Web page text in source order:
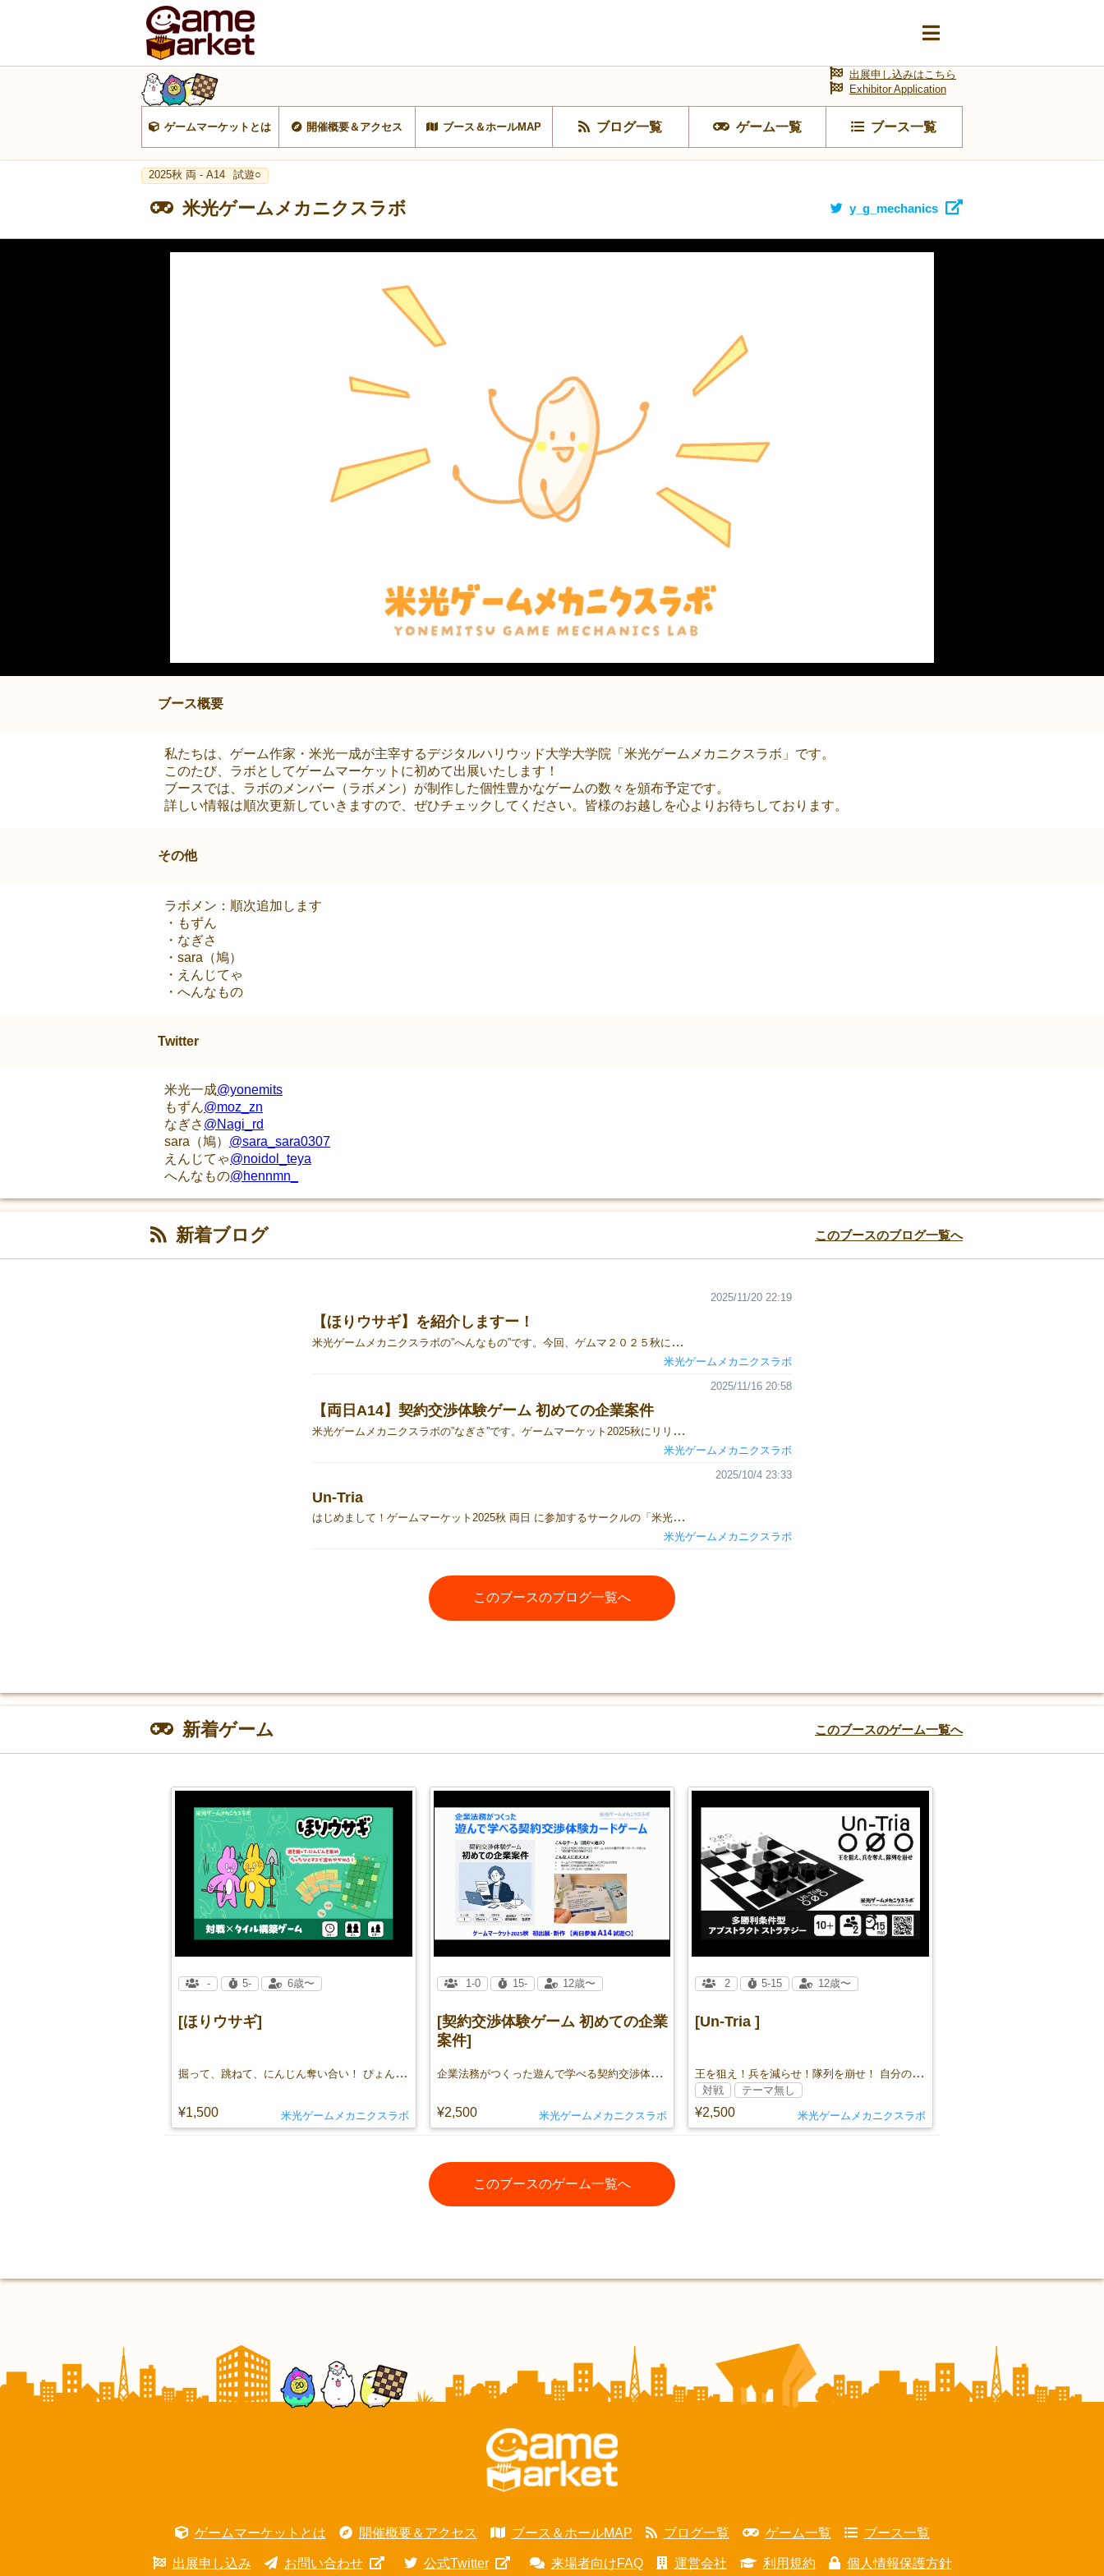
ゲームマーケットとは 開催概要＆アクセス ブース＆ホールMAP ブログ一覧 ゲーム一覧 ブース一覧
出展申し込みはこちら
Exhibitor Application
2025秋 両 - A14 試遊○
米光ゲームメカニクスラボ y_g_mechanics
ブース概要
私たちは、ゲーム作家・米光一成が主宰するデジタルハリウッド大学大学院「米光ゲームメカニクスラボ」です。
このたび、ラボとしてゲームマーケットに初めて出展いたします！
ブースでは、ラボのメンバー（ラボメン）が制作した個性豊かなゲームの数々を頒布予定です。
詳しい情報は順次更新していきますので、ぜひチェックしてください。皆様のお越しを心よりお待ちしております。
その他
ラボメン：順次追加します
・もずん
・なぎさ
・sara（鳩）
・えんじてゃ
・へんなもの
Twitter
米光一成@yonemits
もずん@moz_zn
なぎさ @Nagi_rd
sara（鳩） @sara_sara0307
えんじてゃ@noidol_teya
へんなもの@hennmn_
新着ブログ このブースのブログ一覧へ
【ほりウサギ】を紹介しますー！
米光ゲームメカニクスラボの”へんなもの”です。今回、ゲムマ２０２５秋にリリースした『ほりウサギ』を紹介します！ どんなゲーム？・5×7のマップ上でタイルを置き、コマを進めてチップを集める2人用対戦ゲーム・手番ごとに「タイル配置」「回転」「補充」の3つから行動を選ぶシンプル構成・マップ上の色付きマスに置かれたチップは、同じ色のタイルを置かないと獲得できない・ルールは素直だが、相手の進路や色の使いどころを読む駆け引きがしっかりある【ゲームの流れ】①マップ上にチップを配置し、各プレイヤーは手札3枚のタイルを引く②じゃんけんで先攻・後攻を決めたらゲームスタート！③手番では、以下のいずれかを選んで実行： ・タイルを1枚配置し、道がつながっていればコマを何マスでも進める ・相手がいる以外のタイルを任意に回転し、再び道に沿って移動 ・タイルを山札から引いて、手札が3枚になるまで補充④進んだマスにあるチップを獲得⑤すべてのチップがなくなったらゲーム終了、チップ数が多いプレイヤーの勝利！ おすすめポイント・手番のたびに選べる行動が明確で、遊びやすい・初プレイでも直感的に理解できるコンポーネントとルール・大人同士でも、親子でも楽しめるちょうどいい思考量
2025/11/20 22:19
米光ゲームメカニクスラボ
【両日A14】契約交渉体験ゲーム 初めての企業案件
米光ゲームメカニクスラボの”なぎさ”です。ゲームマーケット2025秋にリリースする、契約交渉体験カードゲーム『初めての企業案件』をご紹介します。企業法務の仕事をしながら、デジタルハリウッド大学大学院に通い、米光ゲームメカニクスラボに所属しています。初めて作ったゲームを、ゲームマーケット2025秋に出展します。契約交渉体験カードゲーム『初めての企業案件』！予約はこちら（興味はあるけどゲームマーケットに来られないという方も、コメント欄に受け渡し方法のご希望を記入ください。お届けできるよう最善を尽くします！）どんなゲーム？・ゲームブックのような遊び心地の1人で遊べるカードゲーム・選択肢の選び方で結末が変わる・遊びながら、契約やリスクについて気軽に学べる・一人で遊べるが、複数人で相談しながら遊んでも楽しい・1プレイ15分～ 気軽に楽しめる【イントロダクション】主人公（あなた）はフリーランスクリエイター。最近SNSで注目を集めているあなたのもとに、初めての企業案件が舞い込んだ。「キャンペーンのキャラクターデザインをお願いしたい」 期待に胸を膨らませ、初めての打ち合わせに向かうところからストーリーが始まる…遊び方このゲームは、ゲームブックのように選択しながらストーリーを読み進めていきますが、遊ぶ中でカードが散らばって片づけるのが面倒、という課題がありました。選択肢から1枚を選ぶ体験やカードをめくる楽しさを味わってほしい。カードを番号順に並べながら片づけたいけど、選ばなかった選択肢の裏側は読んでほしくない…という葛藤の中で、試行錯誤して思いついたのが、カードを立てるという構造です。箱の中に溝をつけて、読み終わったカードや使わなかったカードを片付けながら遊べるようになっています。封筒の中には契約書が入っていて、ゲームの中で"契約書"を読む体験もできます。選択次第で結末が変わるので、全クリアするまで何度も楽しめるゲームです。遊び方の説明動画遊ぶ前の準備以下の動画を見ていただくと30秒くらいで準備できます！準備動画 ①内容物(プレイボード×1、封筒×4、小箱×2)を取り出す。②プレイボードを広げる。③プレイボードの左端に外箱(下)を置く。④封筒4通を、外箱の「奥の溝」に立てる。⑤成果カードの小箱を開け、カードを全て取り出す。 アルファベットが見える向きで、外箱の「中央の溝」に立てる。⑥ストーリーカードの小箱を開け、カードを全て取り出す。 白い面(表)を上にして番号順に重ね 手元に置く。⑦ストーリーカードの一番上【01】から読み始めましょう。
2025/11/16 20:58
米光ゲームメカニクスラボ
Un-Tria
はじめまして！ゲームマーケット2025秋 両日 に参加するサークルの「米光ゲームメカニクスラボ」の"もずん"です。今回、「Un-Tria」というボードゲームを頒布します！2人対戦型アブストラクト・ストラテジー です交互に手番を行い、以下の3つの勝利条件のうちどれかを達成すれば勝利となります①王を取る②駒を３個以下に減らす③コマの配置から隊列（縦横ナナメいずれかの3つの連続した並び）をなくす手番では、移動・積む・降ろす のアクションのいずれかを行います。駒を積むことで、積んだコマの個数分 移動することができます（最大3段）ただし、コマを積むと隊列の維持が難しくなります。コマの移動をする際は、自分で隊列を崩してしまわないように注意してください※隊列を崩すような位置には移動できません複数の勝利条件に加え、移動の制約とコマの積み下ろしというアクションが 一風変わった遊び心地となっています。11/8の フォアシュピール 2025 秋 東京にも参加しますので、ご興味ある方はぜひ試遊ください！
2025/10/4 23:33
米光ゲームメカニクスラボ
このブースのブログ一覧へ
新着ゲーム このブースのゲーム一覧へ
[ほりウサギ]
掘って、跳ねて、にんじん奪い合い！ ぴょんぴょんスピード勝負のうさぎ対戦ゲーム！
¥1,500
- 5- 6歳〜
米光ゲームメカニクスラボ
[契約交渉体験ゲーム 初めての企業
案件]
企業法務がつくった遊んで学べる契約交渉体験カードゲーム
¥2,500
1-0 15- 12歳〜
米光ゲームメカニクスラボ
[Un-Tria ]
王を狙え！兵を減らせ！隊列を崩せ！ 自分の「隊列」を維持しながら、相手の「隊列」を崩す 新感覚アブストラクト
¥2,500
2 5-15 12歳〜
対戦 テーマ無し
米光ゲームメカニクスラボ
このブースのゲーム一覧へ
ゲームマーケットとは 開催概要＆アクセス ブース＆ホールMAP ブログ一覧 ゲーム一覧 ブース一覧
出展申し込み お問い合わせ 公式Twitter 来場者向けFAQ 運営会社 利用規約 個人情報保護方針